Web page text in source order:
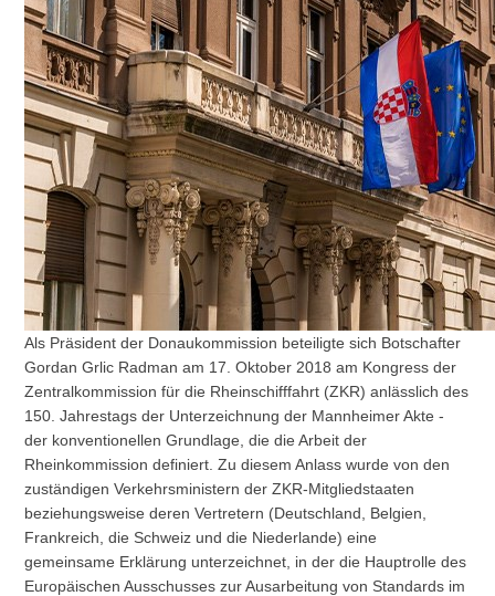
Als Präsident der Donaukommission beteiligte sich Botschafter
Gordan Grlic Radman am 17. Oktober 2018 am Kongress der
Zentralkommission für die Rheinschifffahrt (ZKR) anlässlich des
150. Jahrestags der Unterzeichnung der Mannheimer Akte -
der konventionellen Grundlage, die die Arbeit der
Rheinkommission definiert. Zu diesem Anlass wurde von den
zuständigen Verkehrsministern der ZKR-Mitgliedstaaten
beziehungsweise deren Vertretern (Deutschland, Belgien,
Frankreich, die Schweiz und die Niederlande) eine
gemeinsame Erklärung unterzeichnet, in der die Hauptrolle des
Europäischen Ausschusses zur Ausarbeitung von Standards im